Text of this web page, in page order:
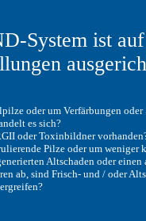
System ist
oder um Verfärbungen oder
es sich?
oder Toxinbildner
Pilze oder um
Altschaden oder
ab, sind Frisch- und / oder